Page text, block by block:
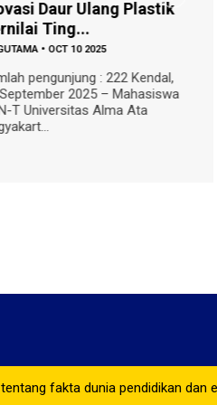
Daur Ulang Plastik
Ting...
•OCT 10 2025
pengunjung : 222 Kendal,
2025 – Mahasiswa
T Universitas Alma Ata
fakta dunia pendidikan dan